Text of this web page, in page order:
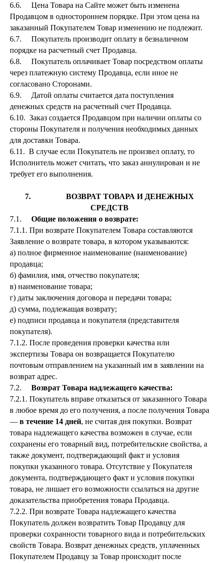
6.6. Цена Товара на Сайте может быть изменена
Продавцом в одностороннем порядке. При этом цена на
заказанный Покупателем Товар изменению не подлежит.
6.7. Покупатель производит оплату в безналичном
порядке на расчетный счет Продавца.
6.8. Покупатель оплачивает Товар посредством оплаты
через платежную систему Продавца, если иное не
согласовано Сторонами.
6.9. Датой оплаты считается дата поступления
денежных средств на расчетный счет Продавца.
6.10. Заказ создается Продавцом при наличии оплаты со
стороны Покупателя и получения необходимых данных
для доставки Товара.
6.11. В случае если Покупатель не произвел оплату, то
Исполнитель может считать, что заказ аннулирован и не
требует его выполнения.
7. ВОЗВРАТ ТОВАРА И ДЕНЕЖНЫХ
СРЕДСТВ
7.1. Общие положения о возврате:
7.1.1. При возврате Покупателем Товара составляются
Заявление о возврате товара, в котором указываются:
а) полное фирменное наименование (наименование)
продавца;
б) фамилия, имя, отчество покупателя;
в) наименование товара;
г) даты заключения договора и передачи товара;
д) сумма, подлежащая возврату;
е) подписи продавца и покупателя (представителя
покупателя).
7.1.2. После проведения проверки качества или
экспертизы Товара он возвращается Покупателю
почтовым отправлением на указанный им в заявлении на
возврат адрес.
7.2. Возврат Товара надлежащего качества:
7.2.1. Покупатель вправе отказаться от заказанного Товара
в любое время до его получения, а после получения Товара
— в течение 14 дней, не считая дня покупки. Возврат
товара надлежащего качества возможен в случае, если
сохранены его товарный вид, потребительские свойства, а
также документ, подтверждающий факт и условия
покупки указанного товара. Отсутствие у Покупателя
документа, подтверждающего факт и условия покупки
товара, не лишает его возможности ссылаться на другие
доказательства приобретения товара Продавца.
7.2.2. При возврате Товара надлежащего качества
Покупатель должен возвратить Товар Продавцу для
проверки сохранности товарного вида и потребительских
свойств Товара. Возврат денежных средств, уплаченных
Покупателем Продавцу за Товар происходит после